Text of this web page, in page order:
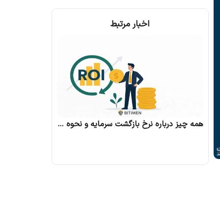
اخبار مرتبط
همه چیز درباره نرخ بازگشت سرمایه و نحوه محاسبه آن